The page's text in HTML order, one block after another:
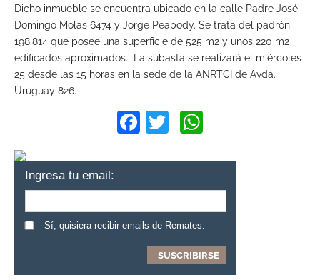
Dicho inmueble se encuentra ubicado en la calle Padre José
Domingo Molas 6474 y Jorge Peabody. Se trata del padrón
198.814 que posee una superficie de 525 m2 y unos 220 m2
edificados aproximados. La subasta se realizará el miércoles
25 desde las 15 horas en la sede de la ANRTCI de Avda.
Uruguay 826.
Facebook
Twitter
Ingresa tu email:
Sí, quisiera recibir emails de Remates.